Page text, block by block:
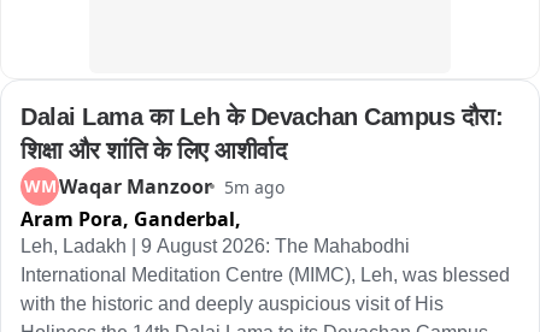
Dalai Lama का Leh के Devachan Campus दौरा:
शिक्षा और शांति के लिए आशीर्वाद
WMWaqar Manzoor 5m ago
Aram Pora, Ganderbal,
Leh, Ladakh | 9 August 2026: The Mahabodhi
International Meditation Centre (MIMC), Leh, was blessed
with the historic and deeply auspicious visit of His